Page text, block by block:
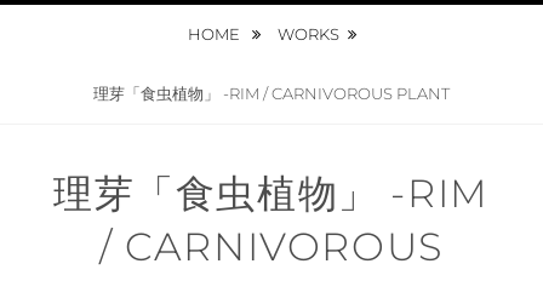
HOME WORKS
理芽「食虫植物」 -RIM / CARNIVOROUS PLANT
理芽「食虫植物」 -RIM
/ CARNIVOROUS